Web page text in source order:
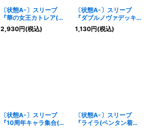
〔状態A-〕スリーブ
『華の女王カトレア(剣
刃編コレクション3)』
50枚【-】{-}《サプラ
2,930円(税込)
〔状態A-〕スリーブ
『ダブルノヴァデッキX
付属』50枚【-】{-}《サ
プライ》
1,130円(税込)
〔状態A-〕スリーブ
『10周年キャラ集合(白
〔状態A-〕スリーブ
『ライラ(ペンタン着ぐ